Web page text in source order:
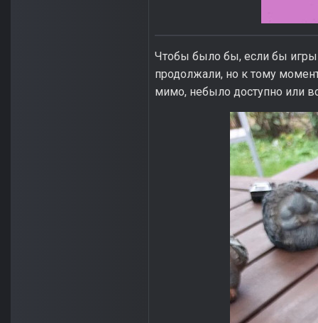
Чтобы было бы, если бы игры
продолжали, но к тому
мимо, небыло доступно или